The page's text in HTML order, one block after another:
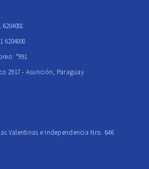
6204000
*991
2917 - Asunción, Paraguay
Valentinas e Independencia Nro. 646